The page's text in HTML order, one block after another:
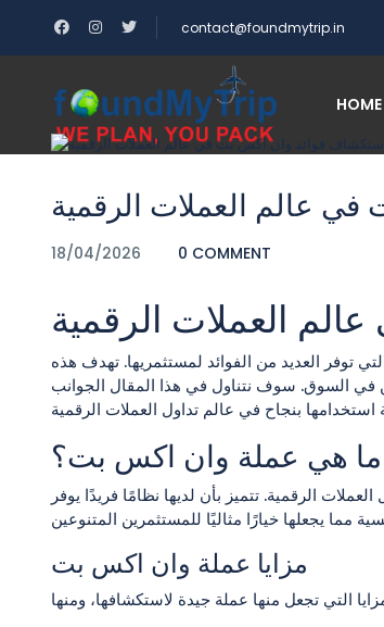
contact@foundmytrip.in
HOME
Home في عالم العملات الرقمية
عالم العملات الرقمية
18/04/2026 0 COMMENT
العملات الرقمية
توفر العديد من الفوائد لمستثمريها. تهدف هذه
في السوق. سوف نتناول في هذا المقال الجوانب
ما هي عملة وان اكس بت؟
الرقمية. تتميز بأن لديها نظامًا فريدًا يوفر
مزايا عملة وان اكس بت